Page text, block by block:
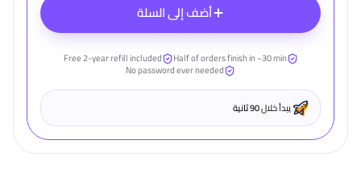
أضف إلى السلة
Half of orders finish in ~30 min
Free 2-year refill included
No password ever needed
يبدأ خلال90 ثانية